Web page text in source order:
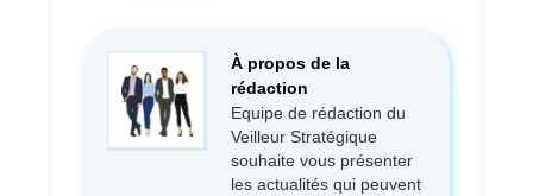
À propos de la
rédaction
Equipe de rédaction du
Veilleur Stratégique
souhaite vous présenter
les actualités qui peuvent